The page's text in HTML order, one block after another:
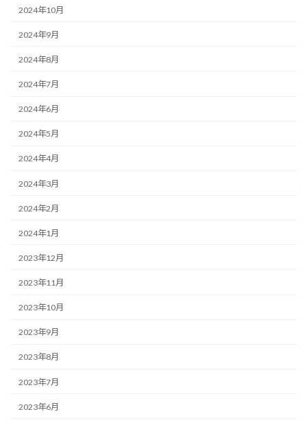
2024年10月
2024年9月
2024年8月
2024年7月
2024年6月
2024年5月
2024年4月
2024年3月
2024年2月
2024年1月
2023年12月
2023年11月
2023年10月
2023年9月
2023年8月
2023年7月
2023年6月